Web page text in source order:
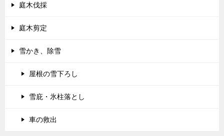
庭木伐採
庭木剪定
雪かき、除雪
屋根の雪下ろし
雪庇・氷柱落とし
車の救出